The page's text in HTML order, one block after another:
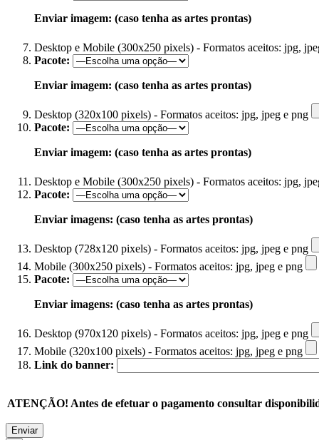
Enviar imagem: (caso tenha as artes prontas)
Desktop e Mobile (300x250 pixels) - Formatos aceitos: jpg,
Pacote:
Enviar imagem: (caso tenha as artes prontas)
Desktop (320x100 pixels) - Formatos aceitos: jpg, jpeg e png
Pacote:
Enviar imagem: (caso tenha as artes prontas)
Desktop e Mobile (300x250 pixels) - Formatos aceitos: jpg,
Pacote:
Enviar imagens: (caso tenha as artes prontas)
Desktop (728x120 pixels) - Formatos aceitos: jpg, jpeg e png
Mobile (300x250 pixels) - Formatos aceitos: jpg, jpeg e png
Pacote:
Enviar imagens: (caso tenha as artes prontas)
Desktop (970x120 pixels) - Formatos aceitos: jpg, jpeg e png
Mobile (320x100 pixels) - Formatos aceitos: jpg, jpeg e png
Link do banner:
ATENÇÃO! Antes de efetuar o pagamento consultar